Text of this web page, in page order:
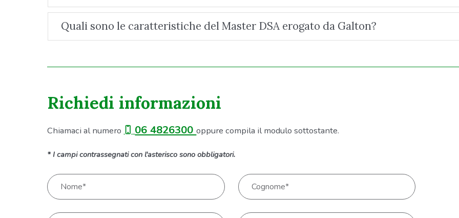
Quali sono le caratteristiche del Master DSA erogato da Galton?
Richiedi informazioni
Chiamaci al numero 06 4826300oppure compila il modulo sottostante.
* I campi contrassegnati con l'asterisco sono obbligatori.